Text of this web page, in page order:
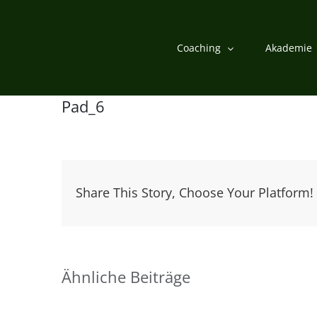
Coaching Akademie
Pad_6
Share This Story, Choose Your Platform!
Ähnliche Beiträge